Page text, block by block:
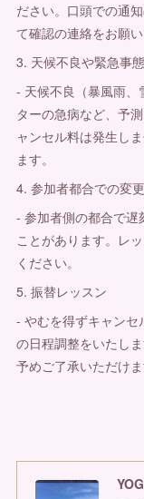
ださい。口頭での通
て確認の連絡をお願い
3. 天候不良や緊急事態
- 天候不良（暴風雨、
ターの急病など、予
ャンセル料は発生し
ます。
4. 参加者都合での変
- 参加者側の都合で遅
ことがあります。レ
ください。
5. 振替レッスン
- やむを得ずキャンセ
の日程調整をいたし
予めご了承いただけ